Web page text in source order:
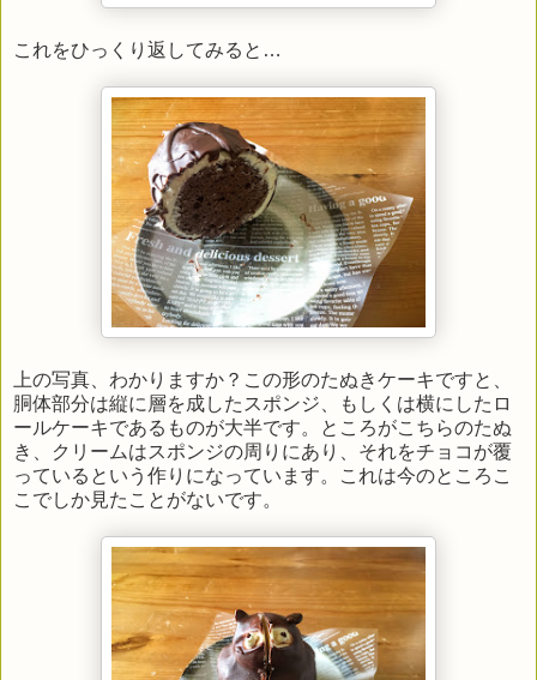
これをひっくり返してみると…
上の写真、わかりますか？この形のたぬきケーキですと、
胴体部分は縦に層を成したスポンジ、もしくは横にしたロ
ールケーキであるものが大半です。ところがこちらのたぬ
き、クリームはスポンジの周りにあり、それをチョコが覆
っているという作りになっています。これは今のところこ
こでしか見たことがないです。